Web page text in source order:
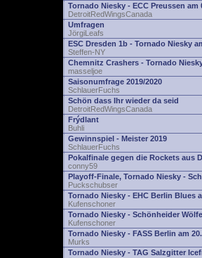
Tornado Niesky - ECC Preussen am
DetroitRedWingsCanada
Umfragen
JörgiLeafs
ESC Dresden 1b - Tornado Niesky
Steffen-NY
Chemnitz Crashers - Tornado
masseljoe
Saisonumfrage 2019/2020
SchlauerFuchs
Schön dass Ihr wieder da seid
DetroitRedWingsCanada
Frýdlant
Buhli
Gewinnspiel - Meister 2019
SchlauerFuchs
Pokalfinale gegen die Rockets aus
conny59
Playoff-Finale, Tornado Niesky -
Puckschubser
Tornado Niesky - EHC Berlin Blues
Kufenschoner
Tornado Niesky - Schönheider
Kufenschoner
Tornado Niesky - FASS Berlin am
Murks
Tornado Niesky - TAG Salzgitter